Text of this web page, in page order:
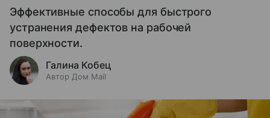
Эффективные способы для быстрого
устранения дефектов на рабочей
поверхности.
Галина Кобец
Автор Дом Mail